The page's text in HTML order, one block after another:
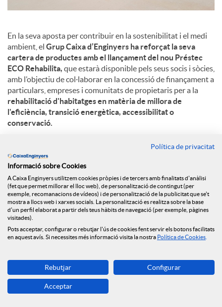
En la seva aposta per contribuir en la sostenibilitat i el medi
ambient, el Grup Caixa d’Enginyers ha reforçat la seva
cartera de productes amb el llançament del nou Préstec
ECO Rehabilita, que estarà disponible pels seus socis i sòcies,
amb l’objectiu de col·laborar en la concessió de finançament a
particulars, empreses i comunitats de propietaris per a la
rehabilitació d'habitatges en matèria de millora de
l'eficiència, transició energètica, accessibilitat o
conservació.
L'arribada dels fons Next Generation per a la rehabilitació
energètica dels edificis residencials i l’acord amb la
Generalitat de Catalunya i Caixa d’Enginyers entre d’altres
entitats financeres, suposa una oportunitat òptima per
aconseguir que els habitatges siguin més sostenibles.
Aquests fonsdestinaran concretament un total de 480
milions d’euros a Catalunya,per tal de millorar barris, edificis
i habitatges, com també per a la creació d’oficines de
rehabilitació. Tenen un potencial d’uns 25.000 habitatges/any
i 75.000 en total.
En aquest sentit, elPréstec ECO Rehabilitapermet invertir
en la reducció del consum d’energia no renovable i millorar el
rendiment de les instal·lacions. Els beneficis energètics,
ambientals, econòmics, socials i saludables que implica
Política de privacitat
Informació sobre Cookies
A Caixa Enginyers utilitzem cookies pròpies i de tercers amb finalitats d'anàlisi
(fet que permet millorar el lloc web), de personalització de contingut (per
exemple, recomanacions de vídeos) i de personalització de la publicitat que se't
mostra a llocs web i xarxes socials. La personalització es realitza sobre la base
d'un perfil elaborat a partir dels teus hàbits de navegació (per exemple, pàgines
visitades).
Pots acceptar, configurar o rebutjar l'ús de cookies fent servir els botons facilitats
en aquest avís. Si necessites més informació visita la nostra Política de Cookies
Rebutjar Configurar
Acceptar